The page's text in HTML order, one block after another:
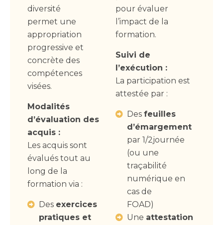
diversité
permet une
appropriation
progressive et
concrète des
compétences
visées.
Modalités
d’évaluation des
acquis :
Les acquis sont
évalués tout au
long de la
formation via :
Des exercices
pratiques et
pour évaluer
l’impact de la
formation.
Suivi de
l’exécution :
La participation est
attestée par :
Des feuilles
d’émargement
par 1/2journée
(ou une
traçabilité
numérique en
cas de
FOAD)
Une attestation